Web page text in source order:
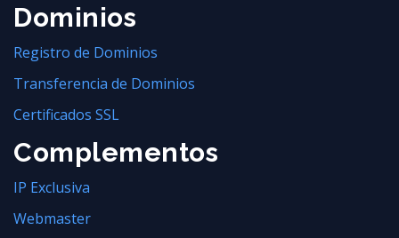
Dominios
Registro de Dominios
Transferencia de Dominios
Certificados SSL
Complementos
IP Exclusiva
Webmaster